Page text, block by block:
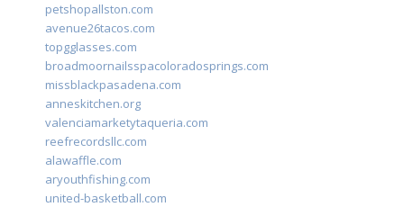
petshopallston.com
avenue26tacos.com
topgglasses.com
broadmoornailsspacoloradosprings.com
missblackpasadena.com
anneskitchen.org
valenciamarketytaqueria.com
reefrecordsllc.com
alawaffle.com
aryouthfishing.com
united-basketball.com